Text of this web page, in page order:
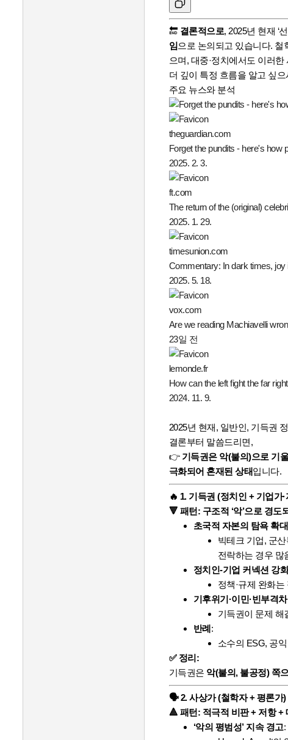
🔚 결론적으로, 2025년 현재 ‘
임으로 논의되고 있습니다.
으며, 대중·정치에서도 이러
더 깊이 특정 흐름을 알고 싶
주요 뉴스와 분석
theguardian.com
Forget the pundits - here's how
2025. 2. 3.
ft.com
The return of the (original)
2025. 1. 29.
timesunion.com
Commentary: In dark times, joy
2025. 5. 18.
vox.com
Are we reading Machiavelli
23일 전
lemonde.fr
How can the left fight the far
2024. 11. 9.
C
h
a
t
G
P
T
2025년 현재, 일반인, 기득권
결론부터 말씀드리면,
👉 기득권은 악(불의)으로 기
극화되어 혼재된 상태입니다.
🔥 1. 기득권 (정치인 + 기업가
🔻 패턴: 구조적 ‘악’으로 경
초국적 자본의 탐욕 확대
빅테크 기업, 군
전락하는 경우 많
정치인-기업 커넥션 강화
정책·규제 완화
기후위기·이민·빈부격
기득권이 문제 해
반례:
소수의 ESG, 공
✅ 정리:
기득권은 악(불의, 불공정) 쪽
🗣️ 2.사상가 (철학자 + 평론가)
🔺 패턴: 적극적 비판 + 저항 +
‘악의 평범성’ 지속 경고: